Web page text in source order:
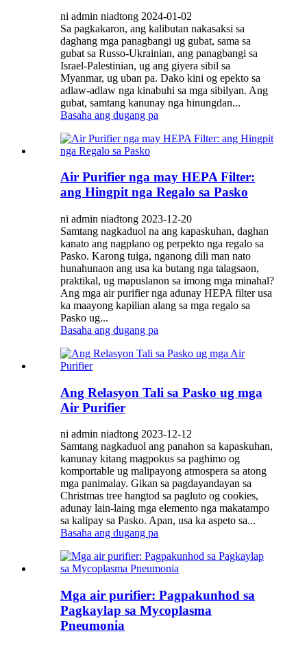
ni admin niadtong 2024-01-02
Sa pagkakaron, ang kalibutan nakasaksi sa
daghang mga panagbangi ug gubat, sama sa
gubat sa Russo-Ukrainian, ang panagbangi sa
Israel-Palestinian, ug ang giyera sibil sa
Myanmar, ug uban pa. Dako kini og epekto sa
adlaw-adlaw nga kinabuhi sa mga sibilyan. Ang
gubat, samtang kanunay nga hinungdan...
Basaha ang dugang pa
Air Purifier nga may HEPA Filter:
ang Hingpit nga Regalo sa Pasko
ni admin niadtong 2023-12-20
Samtang nagkaduol na ang kapaskuhan, daghan
kanato ang nagplano og perpekto nga regalo sa
Pasko. Karong tuiga, nganong dili man nato
hunahunaon ang usa ka butang nga talagsaon,
praktikal, ug mapuslanon sa imong mga minahal?
Ang mga air purifier nga adunay HEPA filter usa
ka maayong kapilian alang sa mga regalo sa
Pasko ug...
Basaha ang dugang pa
Ang Relasyon Tali sa Pasko ug mga
Air Purifier
ni admin niadtong 2023-12-12
Samtang nagkaduol ang panahon sa kapaskuhan,
kanunay kitang magpokus sa paghimo og
komportable ug malipayong atmospera sa atong
mga panimalay. Gikan sa pagdayandayan sa
Christmas tree hangtod sa pagluto og cookies,
adunay lain-laing mga elemento nga makatampo
sa kalipay sa Pasko. Apan, usa ka aspeto sa...
Basaha ang dugang pa
Mga air purifier: Pagpakunhod sa
Pagkaylap sa Mycoplasma
Pneumonia